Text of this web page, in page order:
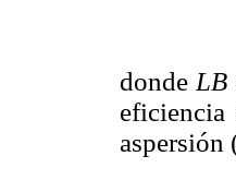
donde LB
eficiencia
aspersión